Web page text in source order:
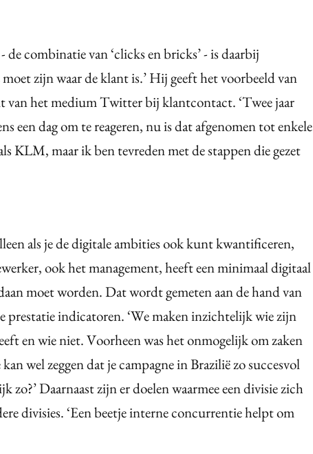
combinatie van ‘clicks en bricks’ - is daarbij
zijn waar de klant is.’ Hij geeft het voorbeeld van
van het medium Twitter bij klantcontact. ‘Twee jaar
een dag om te reageren, nu is dat afgenomen tot enkele
KLM, maar ik ben tevreden met de stappen die gezet
als je de digitale ambities ook kunt kwantificeren,
ook het management, heeft een minimaal digitaal
moet worden. Dat wordt gemeten aan de hand van
prestatie indicatoren. ‘We maken inzichtelijk wie zijn
en wie niet. Voorheen was het onmogelijk om zaken
wel zeggen dat je campagne in Brazilië zo succesvol
zo?’ Daarnaast zijn er doelen waarmee een divisie zich
divisies. ‘Een beetje interne concurrentie helpt om